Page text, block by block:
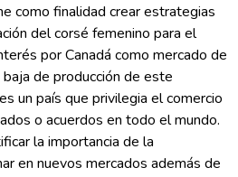
como finalidad crear estrategias
del corsé femenino para el
por Canadá como mercado de
de producción de este
un país que privilegia el comercio
o acuerdos en todo el mundo.
la importancia de la
en nuevos mercados además de